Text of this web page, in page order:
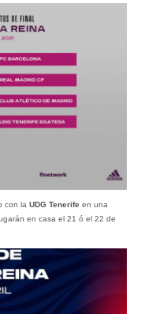
con la UDG Tenerifeen una
en casa el 21 ó el 22 de